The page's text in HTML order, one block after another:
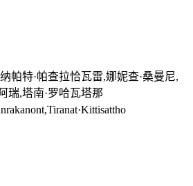
帕特·帕查拉恰瓦雷,娜妮查·桑曼尼,
瑞,塔南·罗哈瓦塔那